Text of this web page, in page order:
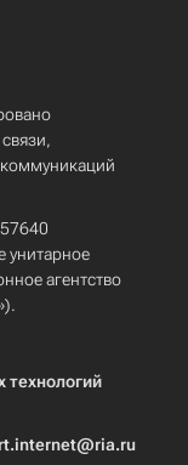
унитарное
агентство